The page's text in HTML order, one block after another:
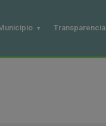
Transparencia